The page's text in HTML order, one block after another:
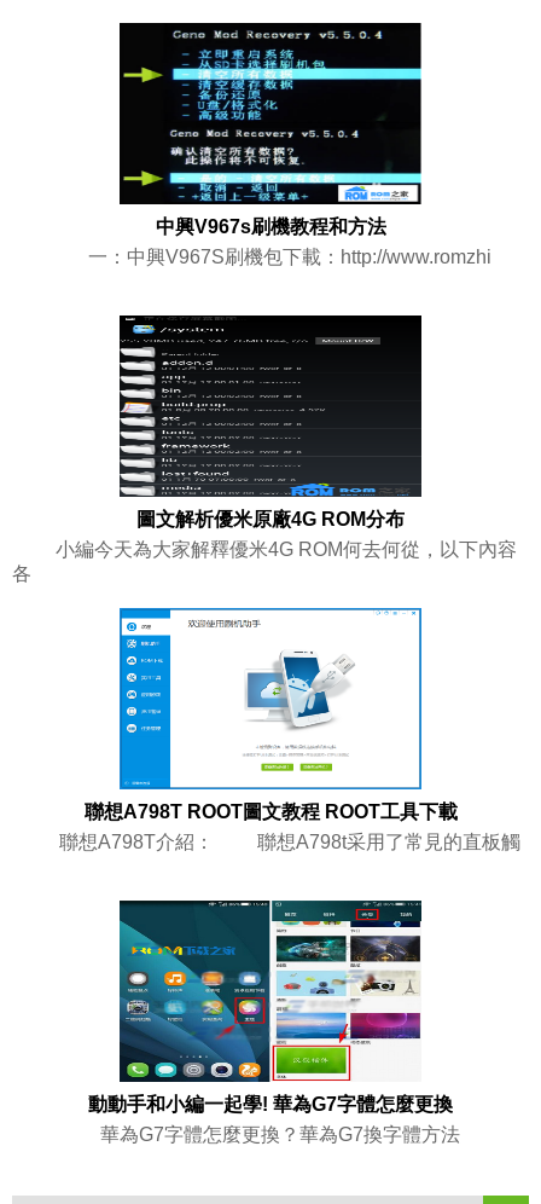
中興V967s刷機教程和方法
一：中興V967S刷機包下載：http://www.romzhi
圖文解析優米原廠4G ROM分布
小編今天為大家解釋優米4G ROM何去何從，以下內容
各
聯想A798T ROOT圖文教程 ROOT工具下載
聯想A798T介紹： 聯想A798t采用了常見的直板觸
動動手和小編一起學! 華為G7字體怎麼更換
華為G7字體怎麼更換？華為G7換字體方法